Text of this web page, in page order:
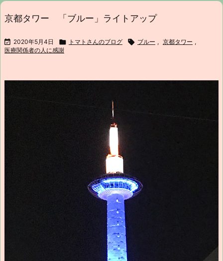
京都タワー 「ブルー」ライトアップ
 2020年5月4日  トマトさんのブログ  ブルー , 京都タワー ,
医療関係者の人に感謝